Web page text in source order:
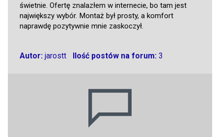
świetnie. Ofertę znalazłem w internecie, bo tam jest
największy wybór. Montaż był prosty, a komfort
naprawdę pozytywnie mnie zaskoczył.
Autor: jarostt Ilość postów na forum:3